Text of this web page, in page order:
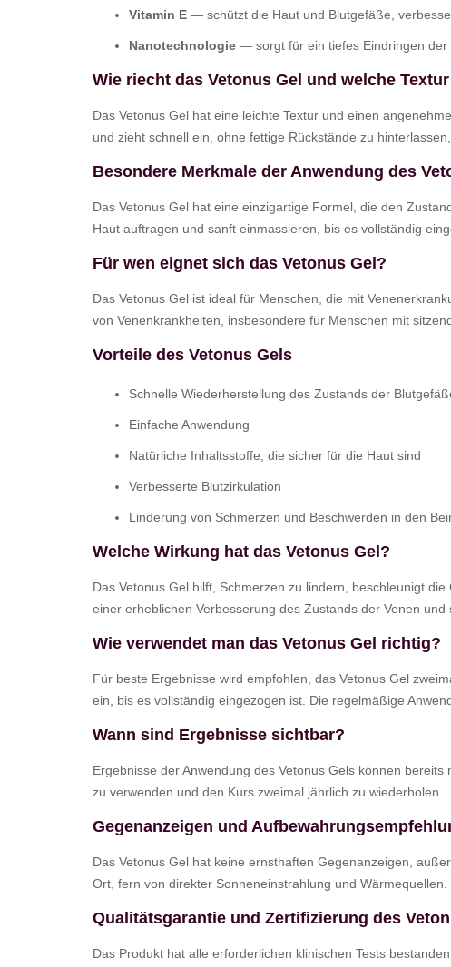
Vitamin E — schützt die Haut und Blutgefäße,
Nanotechnologie — sorgt für ein tiefes Eindringen der
Wie riecht das Vetonus Gel und welche
Das Vetonus Gel hat eine leichte Textur und einen
und zieht schnell ein, ohne fettige Rückstände zu
Besondere Merkmale der Anwendung des
Das Vetonus Gel hat eine einzigartige Formel, die den
Haut auftragen und sanft einmassieren, bis es vollständig
Für wen eignet sich das Vetonus Gel?
Das Vetonus Gel ist ideal für Menschen, die mit
von Venenkrankheiten, insbesondere für Menschen mit
Vorteile des Vetonus Gels
Schnelle Wiederherstellung des Zustands der
Einfache Anwendung
Natürliche Inhaltsstoffe, die sicher für die Haut sind
Verbesserte Blutzirkulation
Linderung von Schmerzen und Beschwerden in den
Welche Wirkung hat das Vetonus Gel?
Das Vetonus Gel hilft, Schmerzen zu lindern, beschleunigt
einer erheblichen Verbesserung des Zustands der Venen
Wie verwendet man das Vetonus Gel richtig?
Für beste Ergebnisse wird empfohlen, das Vetonus Gel
ein, bis es vollständig eingezogen ist. Die regelmäßige
Wann sind Ergebnisse sichtbar?
Ergebnisse der Anwendung des Vetonus Gels können
zu verwenden und den Kurs zweimal jährlich zu wiederholen.
Gegenanzeigen und
Das Vetonus Gel hat keine ernsthaften Gegenanzeigen,
Ort, fern von direkter Sonneneinstrahlung und
Qualitätsgarantie und Zertifizierung des
Das Produkt hat alle erforderlichen klinischen Tests